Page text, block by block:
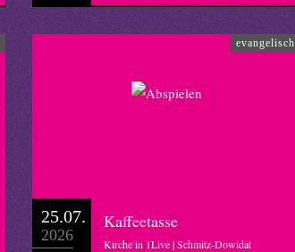
evangelisch
25.07.
2026
Kaffeetasse
Kirche in 1Live | Schmitz-Dowidat